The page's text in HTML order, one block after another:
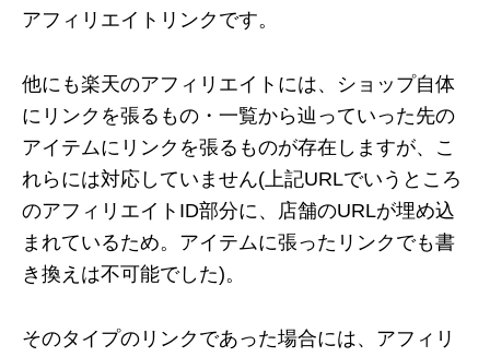
アフィリエイトリンクです。
他にも楽天のアフィリエイトには、ショップ自体
にリンクを張るもの・一覧から辿っていった先の
アイテムにリンクを張るものが存在しますが、こ
れらには対応していません(上記URLでいうところ
のアフィリエイトID部分に、店舗のURLが埋め込
まれているため。アイテムに張ったリンクでも書
き換えは不可能でした)。
そのタイプのリンクであった場合には、アフィリ